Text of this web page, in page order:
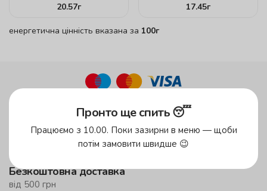
20.57г
17.45г
енергетична цінність вказана за 100г
до 59 хвилин
Безкоштовна доставка
від 500 грн
Пронто ще спить 😴
Працюємо з 10.00. Поки зазирни в меню — щоби
потім замовити швидше 😉